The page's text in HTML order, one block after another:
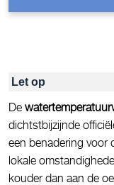
Let op
De
dichtstbijzijnde
een benadering voor
lokale
kouder dan aan de